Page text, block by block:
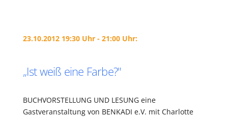
23.10.2012 19:30 Uhr - 21:00 Uhr:
„Ist weiß eine Farbe?"
BUCHVORSTELLUNG UND LESUNG eine
Gastveranstaltung von BENKADI e.V. mit Charlotte